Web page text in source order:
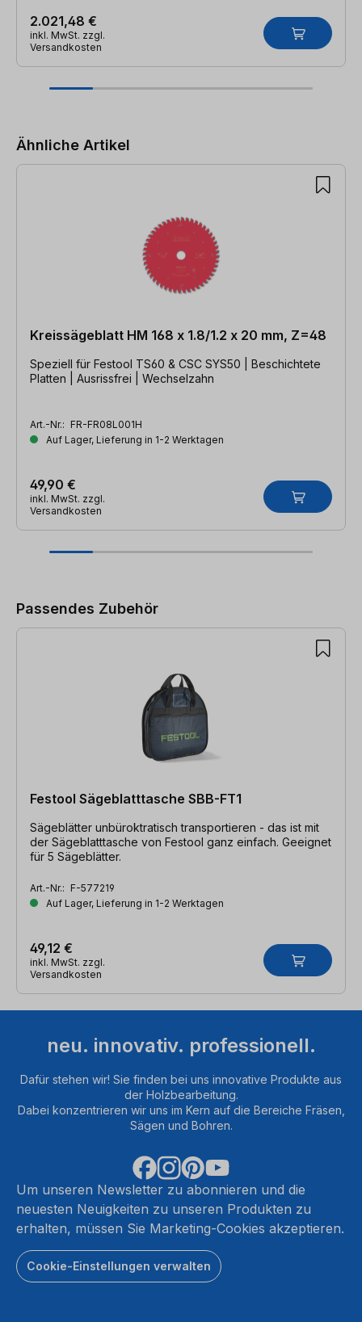
2.021,48 €
inkl. MwSt. zzgl.
Versandkosten
Ähnliche Artikel
Kreissägeblatt HM 168 x 1.8/1.2 x 20 mm, Z=48
Speziell für Festool TS60 & CSC SYS50 | Beschichtete
Platten | Ausrissfrei | Wechselzahn
Art.-Nr.: FR-FR08L001H
Auf Lager, Lieferung in 1-2 Werktagen
49,90 €
inkl. MwSt. zzgl.
Versandkosten
Passendes Zubehör
Festool Sägeblatttasche SBB-FT1
Sägeblätter unbüroktratisch transportieren - das ist mit
der Sägeblatttasche von Festool ganz einfach. Geeignet
für 5 Sägeblätter.
Art.-Nr.: F-577219
Auf Lager, Lieferung in 1-2 Werktagen
49,12 €
inkl. MwSt. zzgl.
Versandkosten
neu. innovativ. professionell.
Dafür stehen wir! Sie finden bei uns innovative Produkte aus
der Holzbearbeitung.
Dabei konzentrieren wir uns im Kern auf die Bereiche Fräsen,
Sägen und Bohren.
Um unseren Newsletter zu abonnieren und die
neuesten Neuigkeiten zu unseren Produkten zu
erhalten, müssen Sie Marketing-Cookies akzeptieren.
Cookie-Einstellungen verwalten